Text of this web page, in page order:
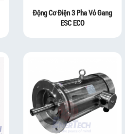
Động Cơ Điện 3 Pha Vỏ Gang
ESC ECO